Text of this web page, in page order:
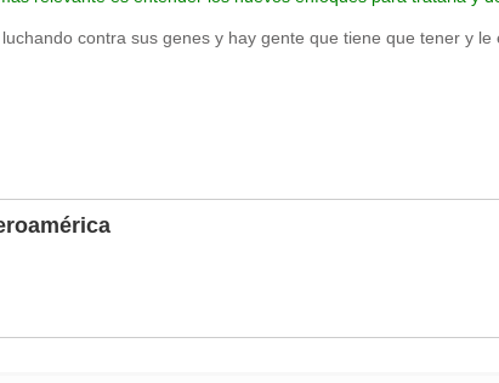
contra sus genes y hay gente que tiene que tener y